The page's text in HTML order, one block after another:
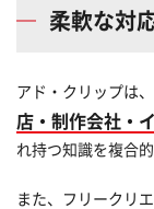
柔軟な対
アド・クリップは
店・制作会社・
れ持つ知識を複合
また、フリークリ